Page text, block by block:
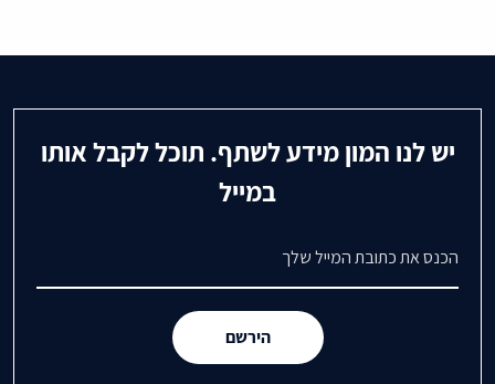
יש לנו המון מידע לשתף. תוכל לקבל אותו
במייל
הירשם